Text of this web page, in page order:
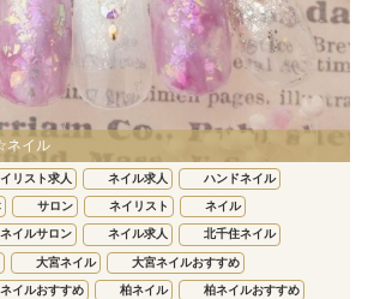
ネイル
リスト求人 ネイル求人 ハンドネイル
サロン ネイリスト ネイル
ネイルサロン ネイル求人 北千住ネイル
大宮ネイル 大宮ネイルおすすめ
イルおすすめ 柏ネイル 柏ネイルおすすめ